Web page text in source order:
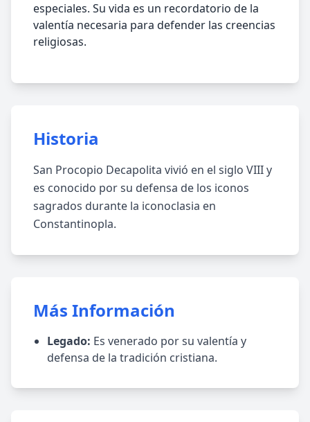
especiales. Su vida es un recordatorio de la
valentía necesaria para defender las creencias
religiosas.
Historia
San Procopio Decapolita vivió en el siglo VIII y
es conocido por su defensa de los iconos
sagrados durante la iconoclasia en
Constantinopla.
Más Información
Legado: Es venerado por su valentía y
defensa de la tradición cristiana.